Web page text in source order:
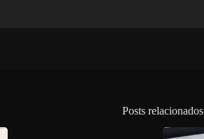
Posts relacionados